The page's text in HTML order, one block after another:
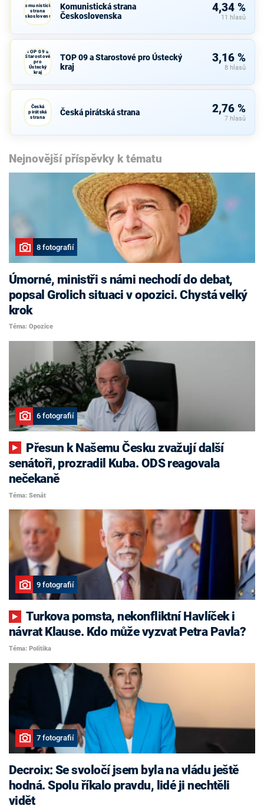
Komunistická
strana
Československa
Komunistická strana
Československa
4,34 %
11 hlasů
TOP 09 a
Starostové
pro
Ústecký
kraj
TOP 09 a Starostové pro Ústecký
kraj
3,16 %
8 hlasů
Česká
pirátská
strana
Česká pirátská strana 2,76 %
7 hlasů
Nejnovější příspěvky k tématu
8 fotografií
Úmorné, ministři s námi nechodí do debat,
popsal Grolich situaci v opozici. Chystá velký
krok
Téma: Opozice
6 fotografií
senátoři, prozradil Kuba. ODS reagovala
nečekaně
Téma: Senát
9 fotografií
Turkova pomsta, nekonfliktní Havlíček i
návrat Klause. Kdo může vyzvat Petra Pavla?
Téma: Politika
7 fotografií
Decroix: Se svoločí jsem byla na vládu ještě
hodná. Spolu říkalo pravdu, lidé ji nechtěli
vidět